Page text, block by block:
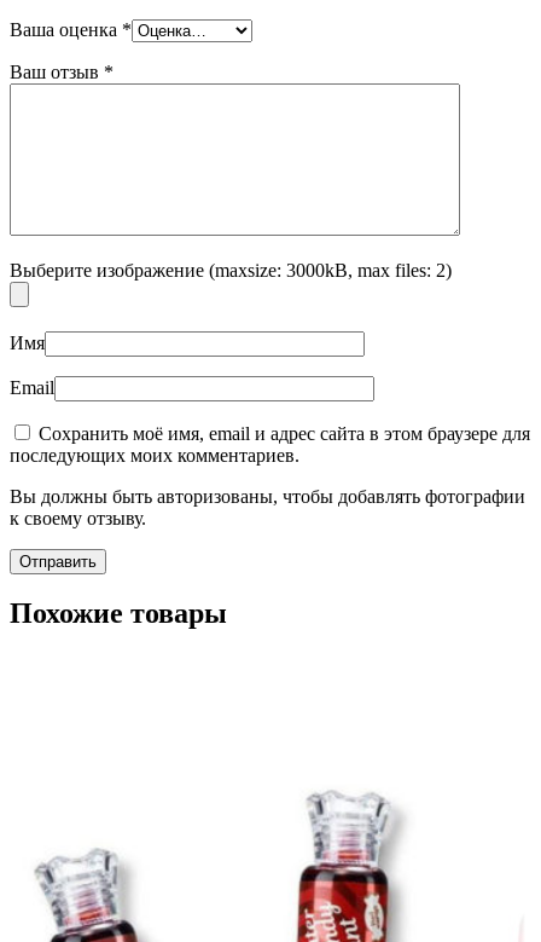
Ваша оценка *
Ваш отзыв *
Выберите изображение (maxsize: 3000kB, max files: 2)
Имя
Email
Сохранить моё имя, email и адрес сайта в этом браузере для
последующих моих комментариев.
Вы должны быть авторизованы, чтобы добавлять фотографии
к своему отзыву.
Похожие товары